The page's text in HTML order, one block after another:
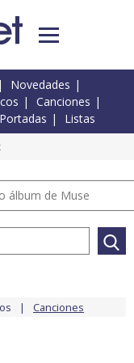
Novedades
Canciones
Portadas Listas
álbum de Muse
Canciones